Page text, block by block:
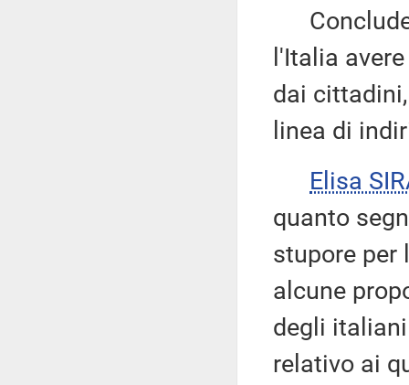
Conclude
l'Italia
dai
linea di
Elisa
quanto
stupore
alcune
degli
relativo ai